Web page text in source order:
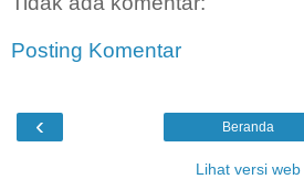
Posting Komentar
‹ Beranda
Lihat versi web